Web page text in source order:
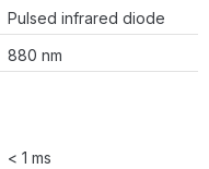
Pulsed infrared diode
880 nm
< 1 ms